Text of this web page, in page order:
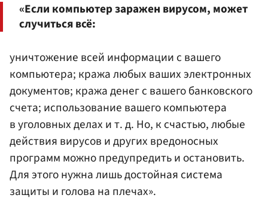
«Если компьютер заражен вирусом, может
случиться всё:
уничтожение всей информации с вашего
компьютера; кража любых ваших электронных
документов; кража денег с вашего банковского
счета; использование вашего компьютера
в уголовных делах и т. д. Но, к счастью, любые
действия вирусов и других вредоносных
программ можно предупредить и остановить.
Для этого нужна лишь достойная система
защиты и голова на плечах».